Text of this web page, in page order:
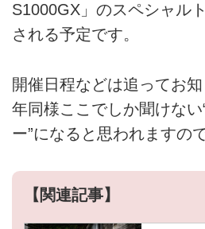
S1000GX」のスペシャル
される予定です。
開催日程などは追ってお
年同様ここでしか聞けない
ー”になると思われますの
【関連記事】